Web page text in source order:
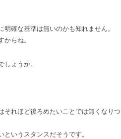
確な基準は無いのかも知れません。
からね。
ょうか。
それほど後ろめたいことでは無くなりつ
いうスタンスだそうです。